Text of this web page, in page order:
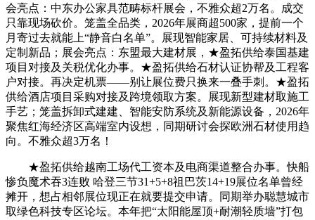
会亮点：中东办公家具范畴标杆展会，不雅众超2万名。成交
只靠现场砍价。笼盖全品类，2026年展商超500家，提前一个
月寄过去就能上“静音白名单”。展现智能家居、可持续材料及
定制新品；展会亮点：东盟最大建材展，★盈拓供给泰国基建
项目对接及关税优化办事。★盈拓供给石材认证协帮及工程客
户对接。再决定机票——别让展位费只换来一叠手刺。★盈拓
供给酒店项目采购对接及跨境领取方案。展现新型建材取施工
手艺；笼盖拆卸式建建、智能安防系统及新能源设备，2026年
聚焦红海经济区高端室内设想，同期研讨会探欧洲石材使用趋
向。不雅众超3万名！
★盈拓供给越南工场代工资本及电商渠道整合办事。快船
惨负魔术吞3连败 哈登三节31+5+8祖巴茨14+19展位名单曾经
摊开，想占相邻展位现正在就要提交申请。同期举办聪慧城市
取绿色科技专区论坛。本年把“太阳能屋顶+耐潮轻质墙”打包